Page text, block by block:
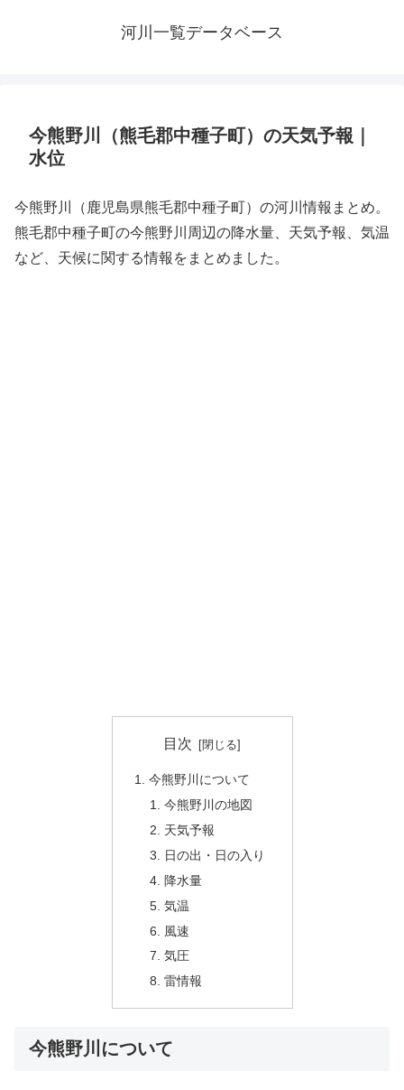
河川一覧データベース
今熊野川（熊毛郡中種子町）の天気予報｜
水位
今熊野川（鹿児島県熊毛郡中種子町）の河川情報まとめ。
熊毛郡中種子町の今熊野川周辺の降水量、天気予報、気温
など、天候に関する情報をまとめました。
目次
今熊野川について
今熊野川の地図
天気予報
日の出・日の入り
降水量
気温
風速
気圧
雷情報
今熊野川について